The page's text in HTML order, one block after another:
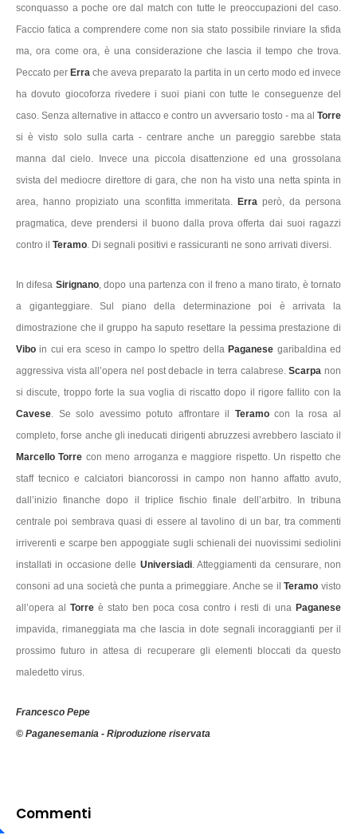
sconquasso a poche ore dal match con tutte le preoccupazioni del caso.
Faccio fatica a comprendere come non sia stato possibile rinviare la sfida
ma, ora come ora, è una considerazione che lascia il tempo che trova.
Peccato per Erra che aveva preparato la partita in un certo modo ed invece
ha dovuto giocoforza rivedere i suoi piani con tutte le conseguenze del
caso. Senza alternative in attacco e contro un avversario tosto - ma al Torre
si è visto solo sulla carta - centrare anche un pareggio sarebbe stata
manna dal cielo. Invece una piccola disattenzione ed una grossolana
svista del mediocre direttore di gara, che non ha visto una netta spinta in
area, hanno propiziato una sconfitta immeritata.Erra però, da persona
pragmatica, deve prendersi il buono dalla prova offerta dai suoi ragazzi
contro il Teramo. Di segnali positivi e rassicuranti ne sono arrivati diversi.
In difesa Sirignano, dopo una partenza con il freno a mano tirato, è tornato
a giganteggiare. Sul piano della determinazione poi è arrivata la
dimostrazione che il gruppo ha saputo resettare la pessima prestazione di
Vibo in cui era sceso in campo lo spettro dellaPaganese garibaldina ed
aggressiva vista all’opera nel post debacle in terra calabrese.Scarpa non
si discute, troppo forte la sua voglia di riscatto dopo il rigore fallito con la
Cavese. Se solo avessimo potuto affrontare il Teramocon la rosa al
completo, forse anche gli ineducati dirigenti abruzzesi avrebbero lasciato il
Marcello Torre con meno arroganza e maggiore rispetto. Un rispetto che
staff tecnico e calciatori biancorossi in campo non hanno affatto avuto,
dall’inizio finanche dopo il triplice fischio finale dell’arbitro. In tribuna
centrale poi sembrava quasi di essere al tavolino di un bar, tra commenti
irriverenti e scarpe ben appoggiate sugli schienali dei nuovissimi sediolini
installati in occasione delle Universiadi. Atteggiamenti da censurare, non
consoni ad una società che punta a primeggiare. Anche se ilTeramo visto
all’opera al Torre è stato ben poca cosa contro i resti di una Paganese
impavida, rimaneggiata ma che lascia in dote segnali incoraggianti per il
prossimo futuro in attesa di recuperare gli elementi bloccati da questo
maledetto virus.
Francesco Pepe
© Paganesemania - Riproduzione riservata
Commenti